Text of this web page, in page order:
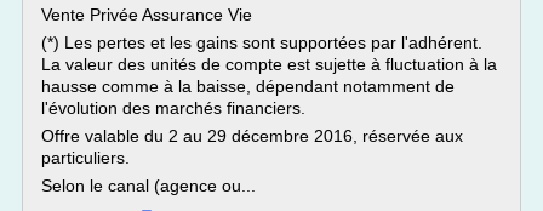
Vente Privée Assurance Vie
(*) Les pertes et les gains sont supportées par l'adhérent.
La valeur des unités de compte est sujette à fluctuation à la
hausse comme à la baisse, dépendant notamment de
l'évolution des marchés financiers.
Offre valable du 2 au 29 décembre 2016, réservée aux
particuliers.
Selon le canal (agence ou...